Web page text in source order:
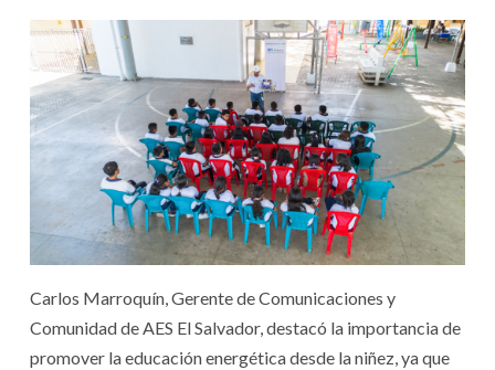
Carlos Marroquín, Gerente de Comunicaciones y
Comunidad de AES El Salvador, destacó la importancia de
promover la educación energética desde la niñez, ya que